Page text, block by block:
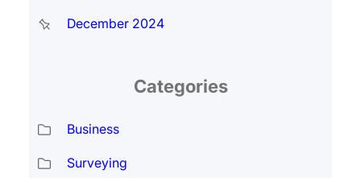
December 2024
Categories
Business
Surveying